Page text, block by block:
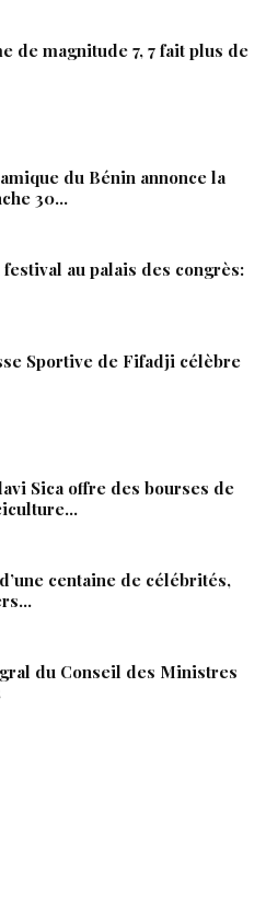
de magnitude 7, 7 fait plus de
du Bénin annonce la
30…
au palais des congrès:
Sportive de Fifadji célèbre
Sica offre des bourses de
centaine de célébrités,
du Conseil des Ministres